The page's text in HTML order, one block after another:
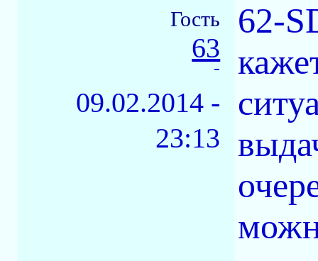
Гость
63
-
09.02.2014 -
23:13
62-